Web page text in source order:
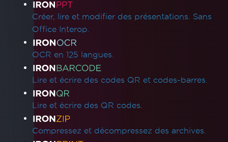
de xorg-x11-utils sur Amazon Linux 2023
Déploiement Google Cloud Run
Erreur libnss3 pour AWS Lambda Docker
Binaire Chromium .NET 8 pour AWS
Lambda
Dépendances manquantes dans le
déploiement Lambda
Réduire la taille du dossier des durées
d'exécution
Linux ARM64 dans Docker
Windows Server Core Container
Créer, lire et modifier des présentations. Sans
Office Interop.
OCR en 125 langues.
Lire et écrire des codes QR et codes-barres.
Lire et écrire des QR codes.
Compressez et décompressez des archives.